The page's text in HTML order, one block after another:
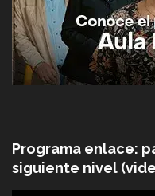
Programa enlace:
siguiente nivel